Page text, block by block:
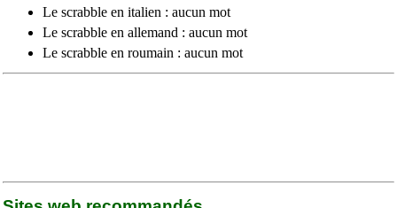
Le scrabble en italien : aucun mot
Le scrabble en allemand : aucun mot
Le scrabble en roumain : aucun mot